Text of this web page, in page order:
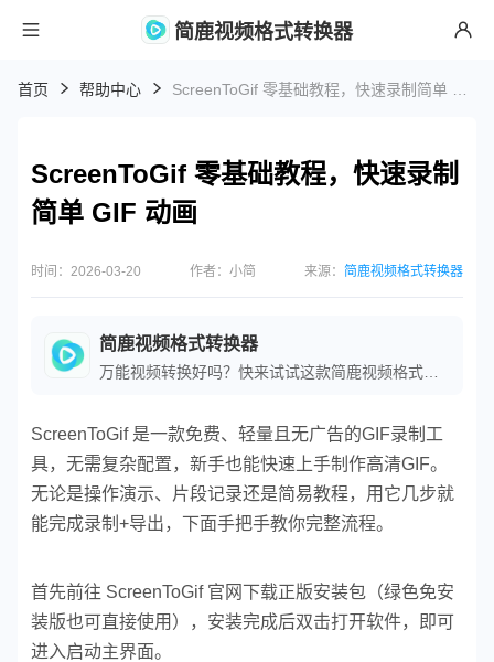
简鹿视频格式转换器
首页 帮助中心
ScreenToGif 零基础教程，快速录制
简单 GIF 动画
时间：2026-03-20 作者：小简 来源： 简鹿视频格式转换器
简鹿视频格式转换器
ScreenToGif 是一款免费、轻量且无广告的GIF录制工
具，无需复杂配置，新手也能快速上手制作高清GIF。
无论是操作演示、片段记录还是简易教程，用它几步就
能完成录制+导出，下面手把手教你完整流程。
首先前往 ScreenToGif 官网下载正版安装包（绿色免安
装版也可直接使用），安装完成后双击打开软件，即可
进入启动主界面。